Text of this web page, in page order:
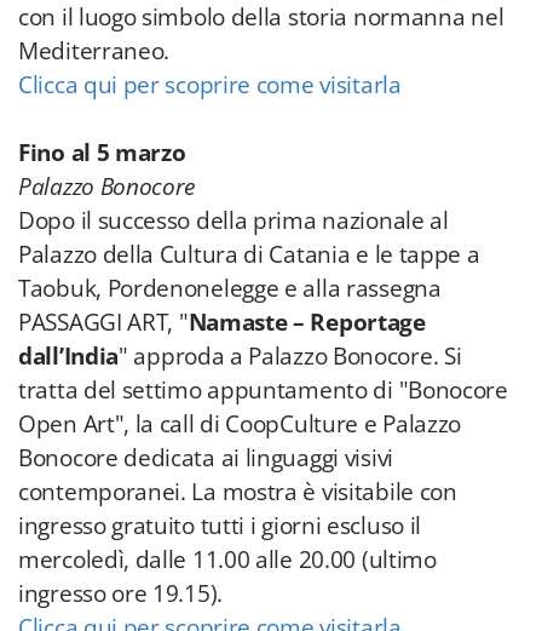
con il luogo simbolo della storia normanna nel
Mediterraneo.
Clicca qui per scoprire come visitarla
Fino al 5 marzo
Palazzo Bonocore
Dopo il successo della prima nazionale al
Palazzo della Cultura di Catania e le tappe a
Taobuk, Pordenonelegge e alla rassegna
PASSAGGI ART, "Namaste – Reportage
dall’India" approda a Palazzo Bonocore. Si
tratta del settimo appuntamento di "Bonocore
Open Art", la call di CoopCulture e Palazzo
Bonocore dedicata ai linguaggi visivi
contemporanei. La mostra è visitabile con
ingresso gratuito tutti i giorni escluso il
mercoledì, dalle 11.00 alle 20.00 (ultimo
ingresso ore 19.15).